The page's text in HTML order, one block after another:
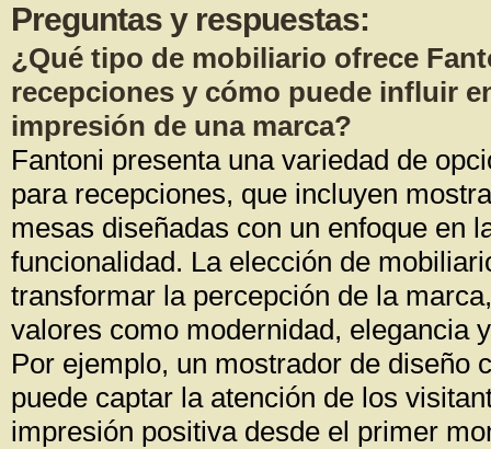
Preguntas y respuestas:
¿Qué tipo de mobiliario ofrece
recepciones y cómo puede influir
impresión de una marca?
Fantoni presenta una variedad de
para recepciones, que incluyen
mesas diseñadas con un enfoque en
funcionalidad. La elección de
transformar la percepción de la
valores como modernidad, elegancia
Por ejemplo, un mostrador de diseño
puede captar la atención de los
impresión positiva desde el primer